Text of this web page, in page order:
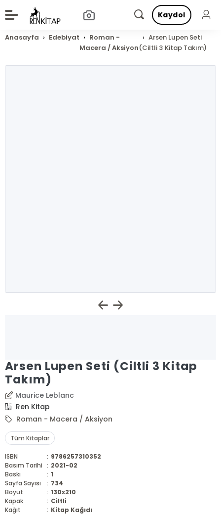
Kaydol
Anasayfa Edebiyat
Roman -
Macera / Aksiyon
Arsen Lupen Seti
(Ciltli 3 Kitap Takım)
Arsen Lupen Seti (Ciltli 3 Kitap
Takım)
Maurice Leblanc
Ren Kitap
Roman - Macera / Aksiyon
Tüm Kitaplar
ISBN : 9786257310352
Basım Tarihi : 2021-02
Baskı
: 1
Sayfa Sayısı
: 734
Boyut
: 130x210
Kapak
: Ciltli
Kağıt
: Kitap Kağıdı